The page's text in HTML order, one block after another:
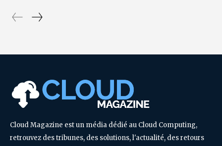
Cloud Magazine est un média dédié au Cloud Computing,
retrouvez des tribunes, des solutions, l'actualité, des retours